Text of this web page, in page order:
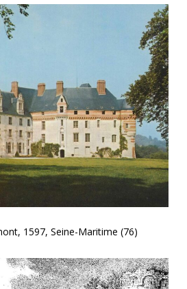
1597, Seine-Maritime (76)